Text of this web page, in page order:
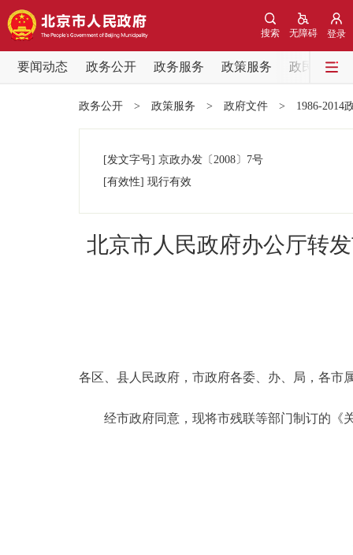
登录
无障碍
搜索
要闻动态 政务公开 政务服务 政策服务
政民互动
党中央精神
政务公开 > 政策服务 > 政府文件 > 1986-2014
[发文字号] 京政办发 〔2008〕 7号
[有效性] 现行有效
北京市人民政府办公厅转
各区、县人民政府，市政府各委、办、局，各
经市政府同意，现将市残联等部门制订的《